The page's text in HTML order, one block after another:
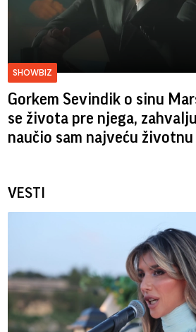
SHOWBIZ
Gorkem Sevindik o sinu
se života pre njega,
naučio sam najveću
VESTI